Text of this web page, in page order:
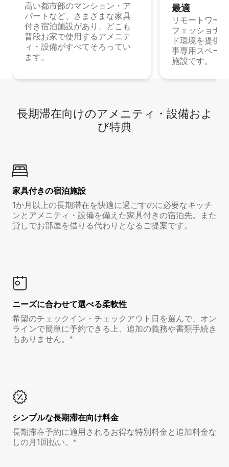
高い都市部のマンション・ア
パートなど、さまざまな家具
付き宿泊施設があり、どこも
普段お家で使用するアメニテ
ィ・設備がすべてそろってい
ます。
最⁠適
リモートワー
フェッショナ
ド環境を提供
事専用スペー
施設です。
長期滞在向け⁠のア⁠メ⁠ニ⁠テ⁠ィ⁠・設⁠備⁠およ
び特⁠典
家具付き⁠の宿⁠泊⁠施⁠設
1か月以上の長期滞在を快適に過ごすのに必要なキッチ
ンとアメニティ・設備を備えた家具付きの宿泊先。また
貸しでお部屋を借りる代わりとなるご提案です。
ニーズに合わせて選べる柔軟性
希望のチェックイン・チェックアウト日を選んで、オン
ラインで簡単に予約できる上、追加の義務や書類手続き
もありません。*
シンプルな長期滞在向け料金
長期滞在予約に適用されるお得な特別料金と追加料金な
しの月1回払い。*